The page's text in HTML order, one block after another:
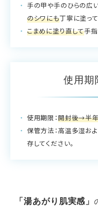
手の甲や手のひらの広
のシワにも丁寧に塗って
こまめに塗り直して手指
使用期
使用期限：開封後→半
保管方法：高温多湿お
存してください。
「湯あがり肌実感」